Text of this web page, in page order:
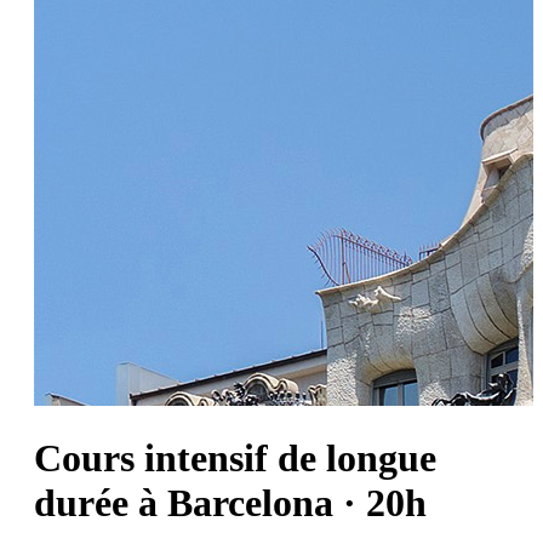
Cours intensif de longue
durée à Barcelona · 20h